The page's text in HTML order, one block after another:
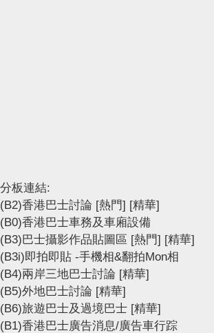
分板連結:
(B2)香港巴士討論 [熱門] [精華]
(B0)香港巴士車務及車廂設備
(B3)巴士攝影作品貼圖區 [熱門] [精華]
(B3i)即拍即貼 -手機相&翻拍Mon相
(B4)兩岸三地巴士討論 [精華]
(B5)外地巴士討論 [精華]
(B6)旅遊巴士及過境巴士 [精華]
(B1)香港巴士廣告消息/廣告車行踪